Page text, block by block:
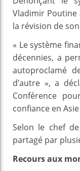
Vladimir
la révision de
« Le système
décennies, a
autoproclamé
d’autre », a
Conférence
confiance en
Selon le chef
partagé par
Recours aux